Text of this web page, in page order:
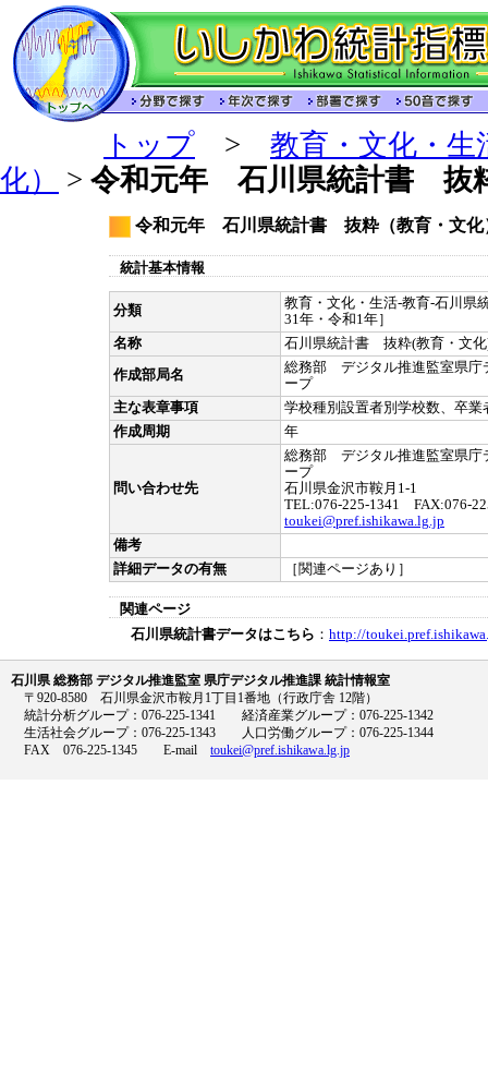
トップ > 教育・文化・生
化）
> 令和元年 石川県統計書 抜
令和元年 石川県統計書 抜粋（教育・文化
統計基本情報
分類
教育・文化・生活-教育-石川
31年・令和1年］
名称
石川県統計書 抜粋(教育・文
作成部局名
総務部 デジタル推進監室県庁
ープ
主な表章事項
学校種別設置者別学校数、卒
作成周期
年
問い合わせ先
総務部 デジタル推進監室県庁
ープ
石川県金沢市鞍月1-1
TEL:076-225-1341 FAX:076-
toukei@pref.ishikawa.lg.jp
備考
詳細データの有無
［関連ページあり］
関連ページ
石川県統計書データはこちら ： http://
石川県 総務部 デジタル推進監室 県庁デジタル推進課 統計情報室
〒920-8580 石川県金沢市鞍月1丁目1番地（行政庁舎 12階）
統計分析グループ：076-225-1341 経済産業グループ：076-225-1342
生活社会グループ：076-225-1343 人口労働グループ：076-225-1344
FAX 076-225-1345 E-mail toukei@pref.ishikawa.lg.jp